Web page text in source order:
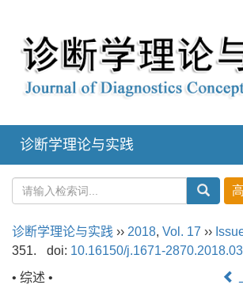
诊断学理论与实践
诊断学理论与实践 ›› 2018, Vol. 17 ››
351.
doi: 10.16150/j.1671-
• 综述 •